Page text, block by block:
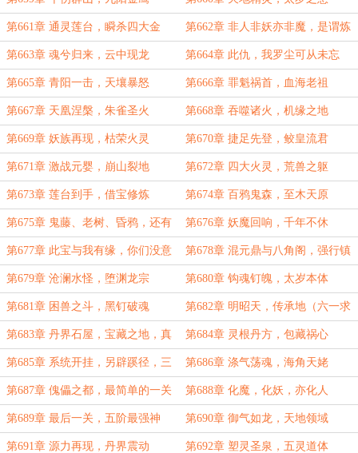
第661章 通灵莲台，瞬杀四大金
丹！
第662章 非人非妖亦非魔，是谓炼
天魔君
第663章 魂兮归来，云中现龙 第664章 此仇，我罗尘可从未忘
过！
第665章 青阳一击，天壤暴怒 第666章 罪魁祸首，血海老祖
第667章 天凰涅槃，朱雀圣火 第668章 吞噬诸火，机缘之地
第669章 妖族再现，枯荣火灵 第670章 捷足先登，鲛皇流君
第671章 激战元婴，崩山裂地 第672章 四大火灵，荒兽之躯
第673章 莲台到手，借宝修炼 第674章 百鸦鬼森，至木天原
第675章 鬼藤、老树、昏鸦，还有
第三人
第676章 妖魔回响，千年不休
第677章 此宝与我有缘，你们没意
见吧？
第678章 混元鼎与八角阁，强行镇
压
第679章 沧澜水怪，堕渊龙宗 第680章 钩魂钉魄，太岁本体
第681章 困兽之斗，黑钉破魂 第682章 明昭天，传承地（六一求
月票！）
第683章 丹界石屋，宝藏之地，真
君遗问，仙凡之隔
第684章 灵根丹方，包藏祸心
第685章 系统开挂，另辟蹊径，三
丹合一，考核通过
第686章 涤气荡魂，海角天姥
第687章 傀儡之都，最简单的一关 第688章 化魔，化妖，亦化人
第689章 最后一关，五阶最强神
丹！
第690章 御气如龙，天地领域
第691章 源力再现，丹界震动 第692章 塑灵圣泉，五灵道体